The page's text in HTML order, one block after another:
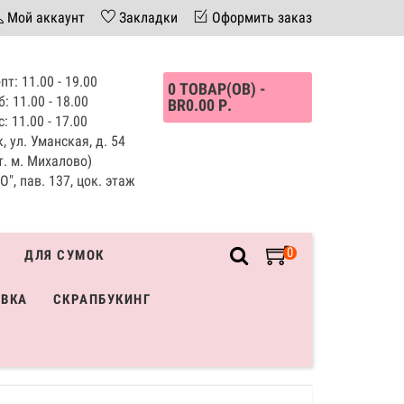
Мой аккаунт Закладки Оформить заказ
11.00 - 19.00
11.00 - 18.00
11.00 - 17.00
ул. Уманская, д. 54
м. Михалово)
пав. 137, цок. этаж
0 ТОВАР(ОВ) -
BR0.00 Р.
0
ДЛЯ СУМОК
СКРАПБУКИНГ